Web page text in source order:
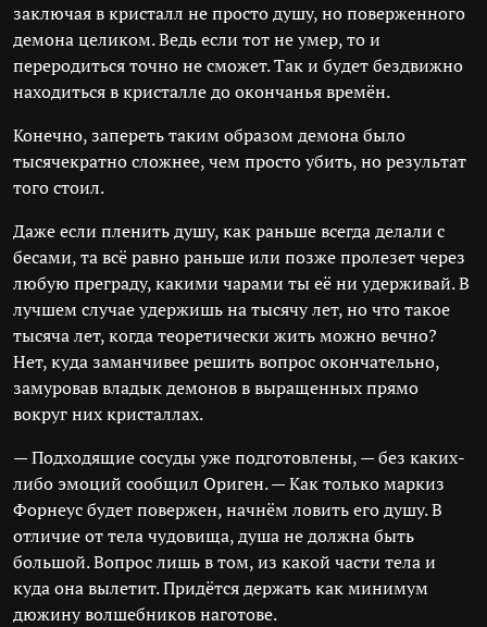
заключая в кристалл не просто душу, но поверженного
демона целиком. Ведь если тот не умер, то и
переродиться точно не сможет. Так и будет бездвижно
находиться в кристалле до окончанья времён.
Конечно, запереть таким образом демона было
тысячекратно сложнее, чем просто убить, но результат
того стоил.
Даже если пленить душу, как раньше всегда делали с
бесами, та всё равно раньше или позже пролезет через
любую преграду, какими чарами ты её ни удерживай. В
лучшем случае удержишь на тысячу лет, но что такое
тысяча лет, когда теоретически жить можно вечно?
Нет, куда заманчивее решить вопрос окончательно,
замуровав владык демонов в выращенных прямо
вокруг них кристаллах.
— Подходящие сосуды уже подготовлены, — без каких-
либо эмоций сообщил Ориген. — Как только маркиз
Форнеус будет повержен, начнём ловить его душу. В
отличие от тела чудовища, душа не должна быть
большой. Вопрос лишь в том, из какой части тела и
куда она вылетит. Придётся держать как минимум
дюжину волшебников наготове.